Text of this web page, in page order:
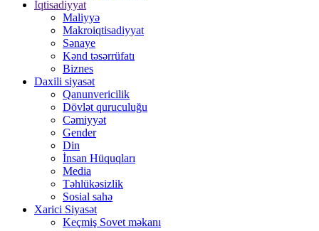
İqtisadiyyat
Maliyyə
Makroiqtisadiyyat
Sənaye
Kənd təsərrüfatı
Biznes
Daxili siyasət
Qanunvericilik
Dövlət quruculuğu
Cəmiyyət
Gender
Din
İnsan Hüquqları
Media
Təhlükəsizlik
Sosial sahə
Xarici Siyasət
Keçmiş Sovet məkanı